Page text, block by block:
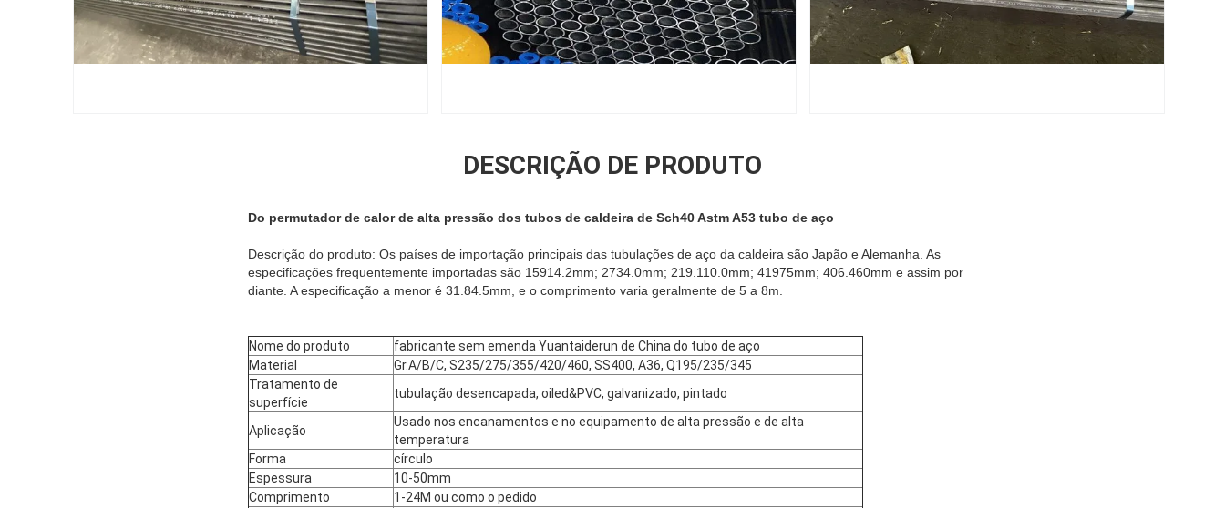
DESCRIÇÃO DE PRODUTO
Do permutador de calor de alta pressão dos tubos de caldeira de Sch40 Astm A53 tubo de aço
Descrição do produto: Os países de importação principais das tubulações de aço da caldeira são Japão e Alemanha. As
especificações frequentemente importadas são 15914.2mm; 2734.0mm; 219.110.0mm; 41975mm; 406.460mm e assim por
diante. A especificação a menor é 31.84.5mm, e o comprimento varia geralmente de 5 a 8m.
Nome do produto
fabricante sem emenda Yuantaiderun de China do tubo de aço
Material
Gr.A/B/C, S235/275/355/420/460, SS400, A36, Q195/235/345
Tratamento de
superfície
tubulação desencapada, oiled&PVC, galvanizado, pintado
Aplicação
Usado nos encanamentos e no equipamento de alta pressão e de alta
temperatura
Forma
círculo
Espessura
10-50mm
Comprimento
1-24M ou como o pedido